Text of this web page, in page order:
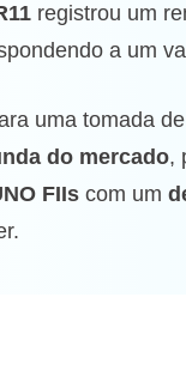
registrou um
a um
uma tomada
do mercado,
FIIs com um